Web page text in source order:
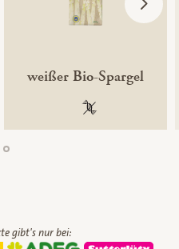
weißer Bio-Spargel
100 %
gibt's nur bei: